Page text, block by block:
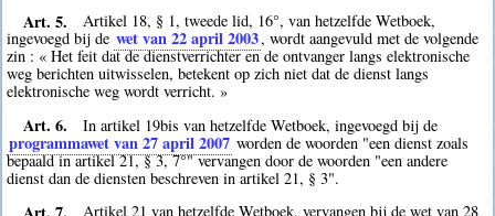
Art. 5.
Artikel 18, § 1, tweede lid, 16°, van hetzelfde Wetboek,
ingevoegd bij de wet van 22 april 2003, wordt aangevuld met de volgende
zin : « Het feit dat de dienstverrichter en de ontvanger langs elektronische
weg berichten uitwisselen, betekent op zich niet dat de dienst langs
elektronische weg wordt verricht. »
Art. 6. In artikel 19bis van hetzelfde Wetboek, ingevoegd bij de
programmawet van 27 april 2007 worden de woorden "een dienst zoals
bepaald in artikel 21, § 3, 7°" vervangen door de woorden "een andere
dienst dan de diensten beschreven in artikel 21, § 3".
Art. 7.
Artikel 21 van hetzelfde Wetboek, vervangen bij de wet van 28